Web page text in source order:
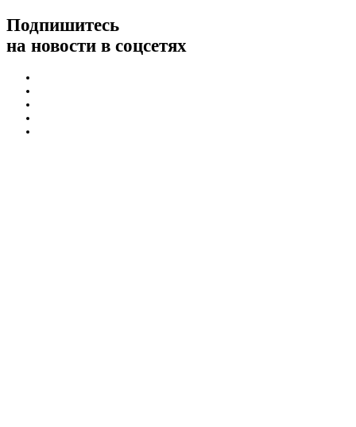
Подпишитесь
на новости в соцсетях